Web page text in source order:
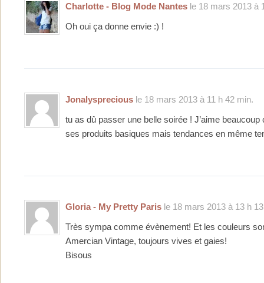
Charlotte - Blog Mode Nantes le 18 mars 2013 à
Oh oui ça donne envie :) !
Jonalysprecious le 18 mars 2013 à 11 h 42 min.
tu as dû passer une belle soirée ! J’aime beaucoup
ses produits basiques mais tendances en même
Gloria - My Pretty Paris le 18 mars 2013 à 13 h
Très sympa comme évènement! Et les couleurs
Amercian Vintage, toujours vives et gaies!
Bisous